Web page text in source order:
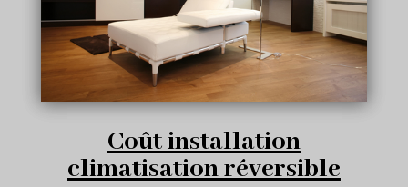
Coût installation
climatisation réversible